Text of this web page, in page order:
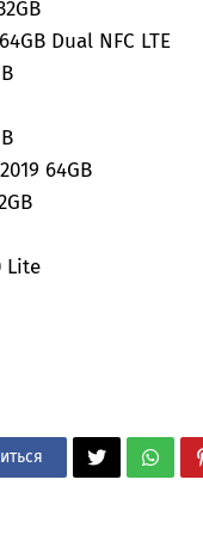
Dual NFC LTE
64GB
Lite